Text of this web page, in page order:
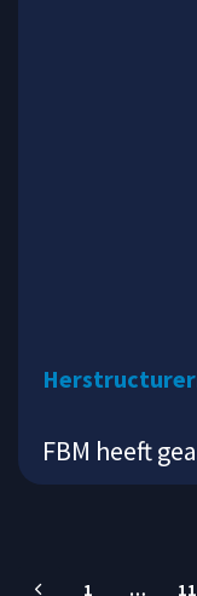
FBM heeft
1 … 11